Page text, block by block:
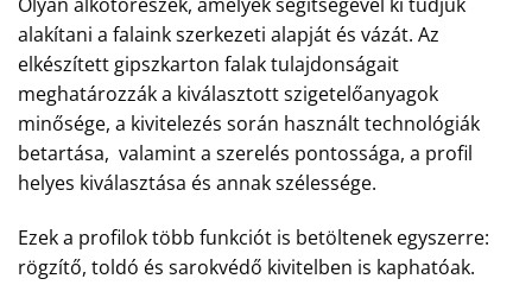
alakítani a falaink szerkezeti alapját és vázát. Az
elkészített gipszkarton falak tulajdonságait
meghatározzák a kiválasztott szigetelőanyagok
minősége, a kivitelezés során használt technológiák
betartása, valamint a szerelés pontossága, a profil
helyes kiválasztása és annak szélessége.
Ezek a profilok több funkciót is betöltenek egyszerre:
rögzítő, toldó és sarokvédő kivitelben is kaphatóak.